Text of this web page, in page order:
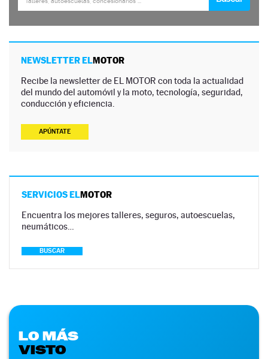
NEWSLETTER ELMOTOR
Recibe la newsletter de EL MOTOR con toda la actualidad
del mundo del automóvil y la moto, tecnología, seguridad,
conducción y eficiencia.
APÚNTATE
SERVICIOS ELMOTOR
Encuentra los mejores talleres, seguros, autoescuelas,
neumáticos…
BUSCAR
LO MÁS
VISTO